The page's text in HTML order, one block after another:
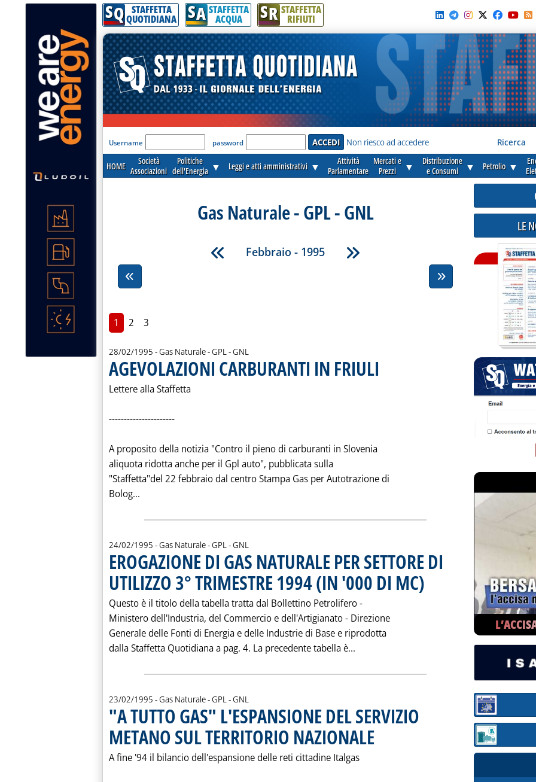
SQ STAFFETTA
QUOTIDIANA SA STAFFETTA
ACQUA SR STAFFETTA
RIFIUTI
'Modulo Login per accedere'
Username password Non riesco ad accedere Ricerca
HOME
Società
Associazioni
Politiche
dell'Energia ▼ Leggi e atti amministrativi ▼
Attività
Parlamentare
Mercati e
Prezzi
▼
Distribuzione
e Consumi
▼ Petrolio ▼
Gas Naturale - GPL - GNL
Febbraio - 1995
1 2 3
28/02/1995 - Gas Naturale - GPL - GNL
AGEVOLAZIONI CARBURANTI IN FRIULI . Pubblicata martedì 28 febbraio 1995 alle 0.0.
Lettere alla Staffetta
----------------------
A proposito della notizia "Contro il pieno di carburanti in Slovenia
aliquota ridotta anche per il Gpl auto", pubblicata sulla
"Staffetta"del 22 febbraio dal centro Stampa Gas per Autotrazione di
Bolog...
24/02/1995 - Gas Naturale - GPL - GNL
EROGAZIONE DI GAS NATURALE PER SETTORE DI
UTILIZZO 3° TRIMESTRE 1994 (IN '000 DI MC) . Pubblicata venerdì 24 febbraio 1995
Questo è il titolo della tabella tratta dal Bollettino Petrolifero -
Ministero dell'Industria, del Commercio e dell'Artigianato - Direzione
Generale delle Fonti di Energia e delle Industrie di Base e riprodotta
dalla Staffetta Quotidiana a pag. 4. La precedente tabella è... Leggi tutta la notizia: 'EROGAZIONE DI
23/02/1995 - Gas Naturale - GPL - GNL
"A TUTTO GAS" L'ESPANSIONE DEL SERVIZIO
METANO SUL TERRITORIO NAZIONALE . Pubblicata giovedì 23 febbraio 1995 alle 0.0.
A fine '94 il bilancio dell'espansione delle reti cittadine Italgas
LE
Sezione:
Sezione: